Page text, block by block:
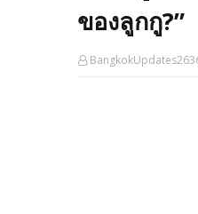
ของลูกกู?”